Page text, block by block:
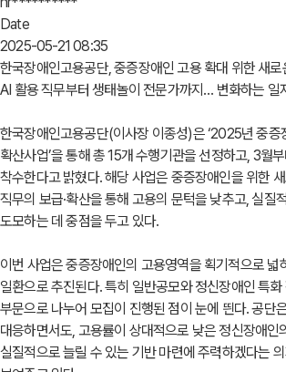
Date
2025-05-21 08:35
한국장애인고용공단, 중증장애인 고용 확대 위한 새로
AI 활용 직무부터 생태놀이 전문가까지… 변화하는 일
한국장애인고용공단(이사장 이종성)은 ‘2025년 중증
확산사업’을 통해 총 15개 수행기관을 선정하고, 3월
착수한다고 밝혔다. 해당 사업은 중증장애인을 위한
직무의 보급·확산을 통해 고용의 문턱을 낮추고, 실질
도모하는 데 중점을 두고 있다.
이번 사업은 중증장애인의 고용영역을 획기적으로 넓
일환으로 추진된다. 특히 일반공모와 정신장애인 특화
부문으로 나누어 모집이 진행된 점이 눈에 띈다. 공단
대응하면서도, 고용률이 상대적으로 낮은 정신장애인
실질적으로 늘릴 수 있는 기반 마련에 주력하겠다는